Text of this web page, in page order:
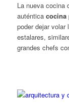
La nueva cocina
auténtica cocina
poder dejar volar
estalares,
grandes chefs